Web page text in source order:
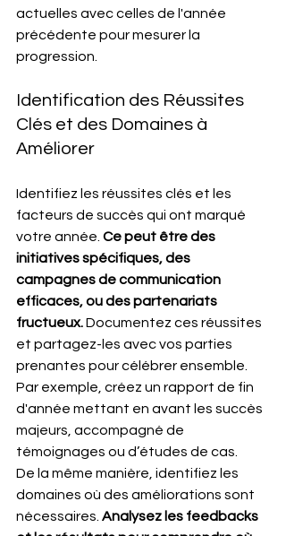
actuelles avec celles de l'année
précédente pour mesurer la
progression.
Identification des Réussites
Clés et des Domaines à
Améliorer
Identifiez les réussites clés et les
facteurs de succès qui ont marqué
votre année. Ce peut être des
initiatives spécifiques, des
campagnes de communication
efficaces, ou des partenariats
fructueux. Documentez ces réussites
et partagez-les avec vos parties
prenantes pour célébrer ensemble.
Par exemple, créez un rapport de fin
d'année mettant en avant les succès
majeurs, accompagné de
témoignages ou d’études de cas.
De la même manière, identifiez les
domaines où des améliorations sont
nécessaires. Analysez les feedbacks